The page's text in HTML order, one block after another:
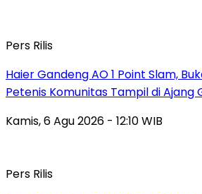
Pers Rilis
Haier Gandeng AO 1 Point Slam,
Petenis Komunitas Tampil di Ajang
Kamis, 6 Agu 2026 - 12:10 WIB
Pers Rilis